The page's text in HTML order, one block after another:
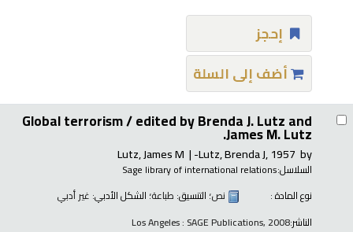
إحجز
أضف إلى السلة
Global terrorism /edited by Brenda J. Lutz and
James M. Lutz.
by
Lutz, Brenda J, 1957-
Lutz, James M
السلاسل:Sage library of international relations
نوع المادة :
نص؛ التنسيق: طباعة؛ الشكل الأدبي: غير أدبي
الناشر:Los Angeles : SAGE Publications, 2008